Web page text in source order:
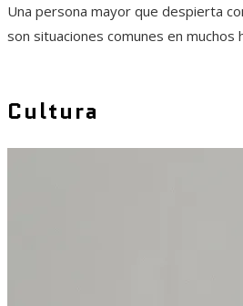
Una persona mayor que despierta
son situaciones comunes en muchos
Cultura